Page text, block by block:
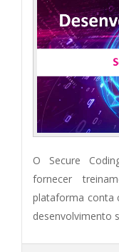
O Secure
fornecer
plataforma conta
desenvolvimento